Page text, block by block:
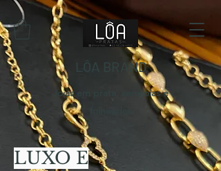
LÔA BRAND
Joias em prata, semijoias e
LUXO E